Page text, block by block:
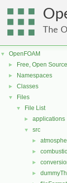
The
▼ OpenFOAM
► Free, Open
► Namespaces
► Classes
▼ Files
▼ File List
► applications
▼ src
►
►
►
►